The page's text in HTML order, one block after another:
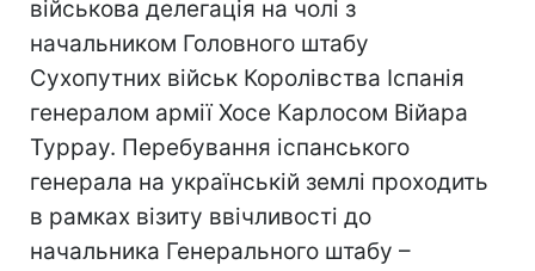
військова делегація на чолі з
начальником Головного штабу
Сухопутних військ Королівства Іспанія
генералом армії Хосе Карлосом Війара
Туррау. Перебування іспанського
генерала на українській землі проходить
в рамках візиту ввічливості до
начальника Генерального штабу –